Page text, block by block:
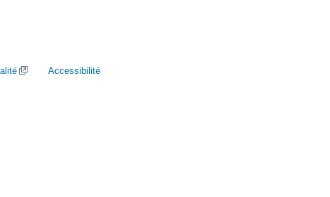
Accessibilité